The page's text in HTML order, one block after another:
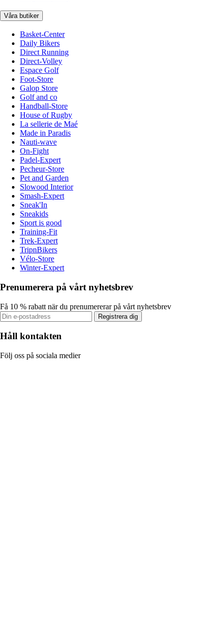
Våra butiker
Basket-Center
Daily Bikers
Direct Running
Direct-Volley
Espace Golf
Foot-Store
Galop Store
Golf and co
Handball-Store
House of Rugby
La sellerie de Maé
Made in Paradis
Nauti-wave
On-Fight
Padel-Expert
Pecheur-Store
Pet and Garden
Slowood Interior
Smash-Expert
Sneak'In
Sneakids
Sport is good
Training-Fit
Trek-Expert
TripnBikers
Vélo-Store
Winter-Expert
Prenumerera på vårt nyhetsbrev
Få 10 % rabatt när du prenumererar på vårt nyhetsbrev
Registrera dig
Håll kontakten
Följ oss på sociala medier